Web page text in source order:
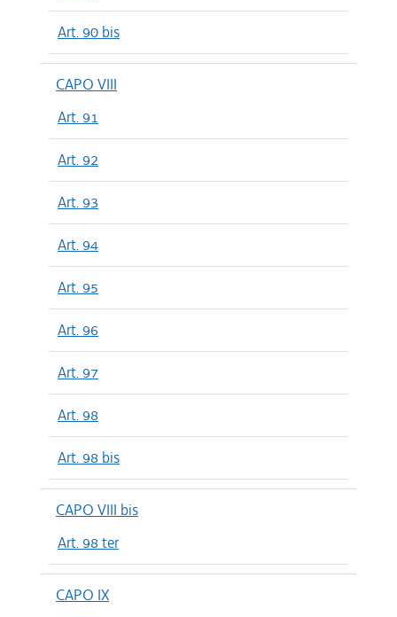
Art. 90 bis
CAPO VIII
Art. 91
Art. 92
Art. 93
Art. 94
Art. 95
Art. 96
Art. 97
Art. 98
Art. 98 bis
CAPO VIII bis
Art. 98 ter
CAPO IX